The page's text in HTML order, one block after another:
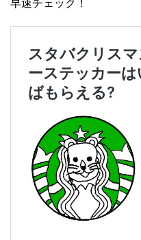
早速チェック！